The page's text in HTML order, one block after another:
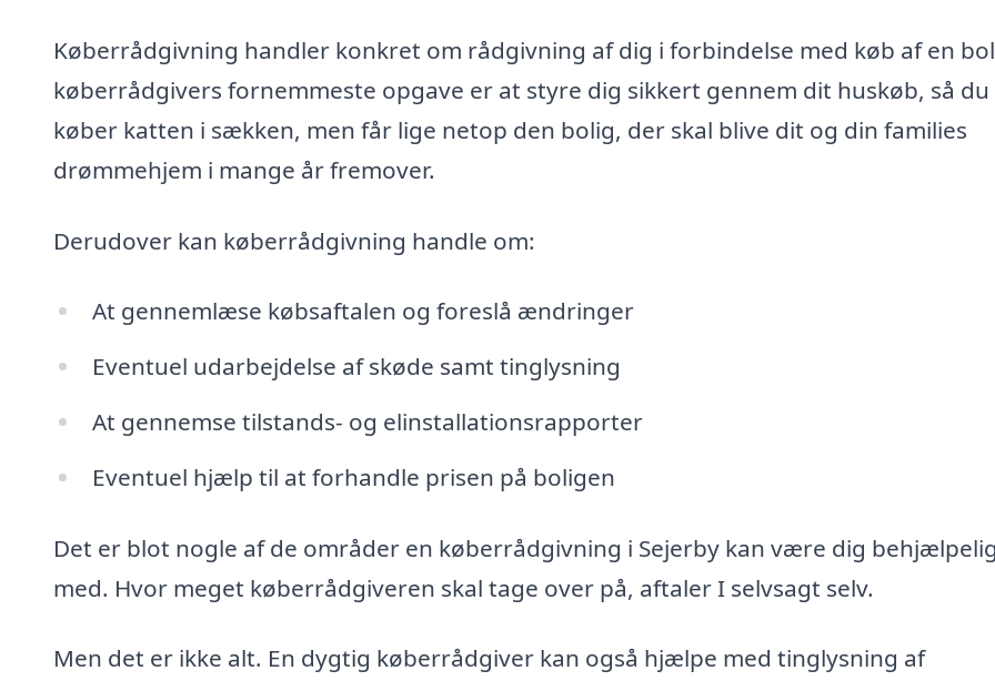
Køberrådgivning handler konkret om rådgivning af dig i forbindelse med køb af en
køberrådgivers fornemmeste opgave er at styre dig sikkert gennem dit huskøb, så du
køber katten i sækken, men får lige netop den bolig, der skal blive dit og din families
drømmehjem i mange år fremover.
Derudover kan køberrådgivning handle om:
At gennemlæse købsaftalen og foreslå ændringer
Eventuel udarbejdelse af skøde samt tinglysning
At gennemse tilstands- og elinstallationsrapporter
Eventuel hjælp til at forhandle prisen på boligen
Det er blot nogle af de områder en køberrådgivning i Sejerby kan være dig
med. Hvor meget køberrådgiveren skal tage over på, aftaler I selvsagt selv.
Men det er ikke alt. En dygtig køberrådgiver kan også hjælpe med tinglysning af